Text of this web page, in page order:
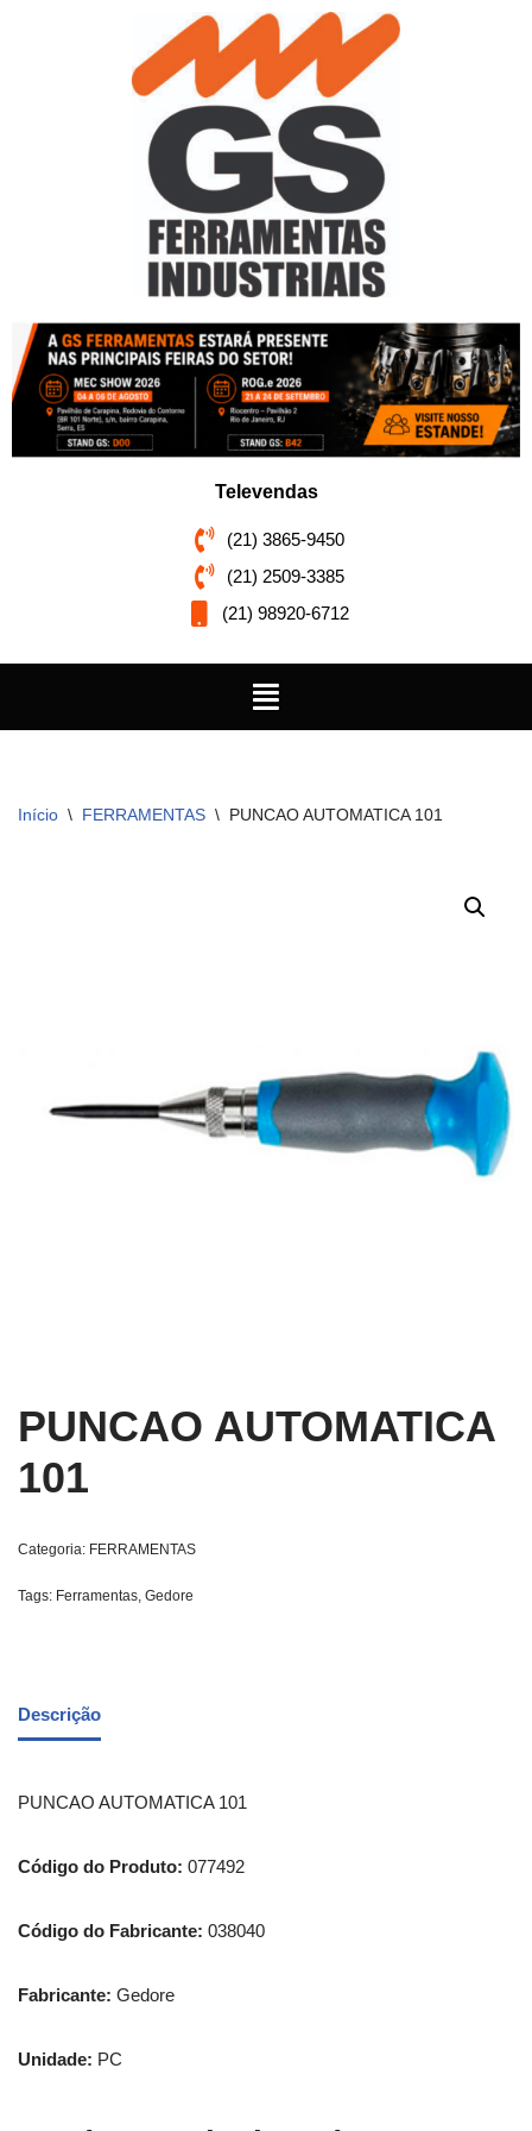
Televendas
(21) 3865-9450
(21) 2509-3385
(21) 98920-6712
Início \ FERRAMENTAS \ PUNCAO AUTOMATICA 101
PUNCAO AUTOMATICA
101
Categoria: FERRAMENTAS
Tags: Ferramentas, Gedore
Descrição
PUNCAO AUTOMATICA 101
Código do Produto: 077492
Código do Fabricante: 038040
Fabricante: Gedore
Unidade: PC